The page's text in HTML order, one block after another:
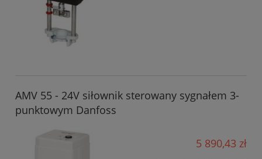
AMV 55 - 24V siłownik sterowany sygnałem 3-
punktowym Danfoss
5 890,43 zł